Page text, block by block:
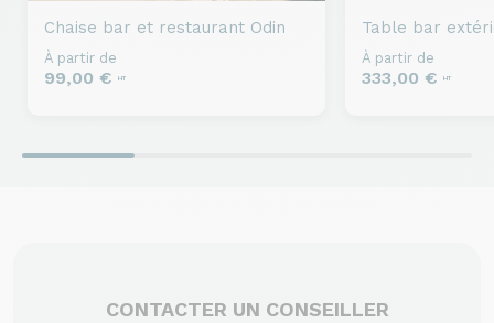
Chaise bar et restaurant Odin
À partir de
99,00 € HT
Table bar
À partir de
333,00 € HT
CONTACTER UN CONSEILLER